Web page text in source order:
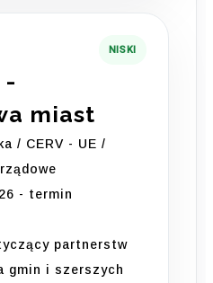
NISKI
-
miast
/ CERV - UE /
- termin
partnerstw
gmin i szerszych